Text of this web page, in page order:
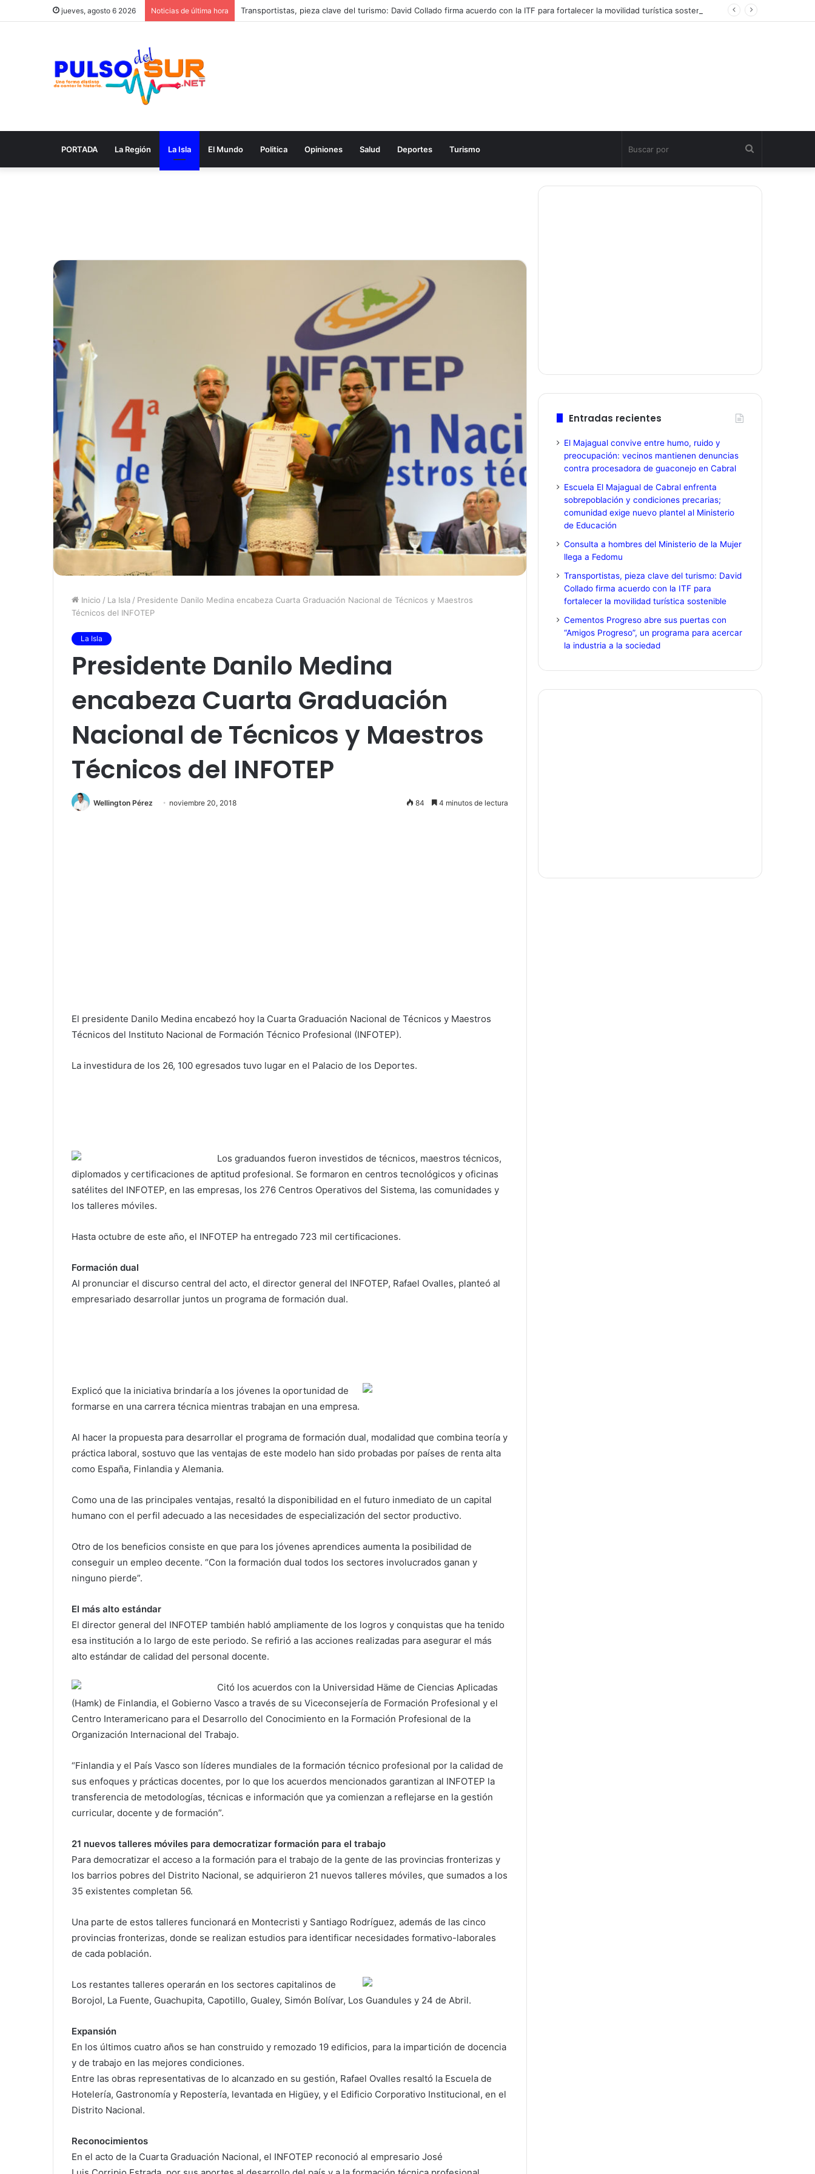
jueves, agosto 6 2026 Noticias de última hora Transportistas, pieza clave del turismo: David Collado firma acuerdo con la ITF para fortalecer la movilidad turística sostenible
PORTADA La Región La Isla El Mundo Politica Opiniones Salud Deportes Turismo
por
Inicio / La Isla / Presidente Danilo Medina encabeza Cuarta Graduación Nacional de Técnicos y Maestros
Técnicos del INFOTEP
La Isla
Presidente Danilo Medina
encabeza Cuarta Graduación
Nacional de Técnicos y Maestros
Técnicos del INFOTEP
Wellington Pérez noviembre 20, 2018 84 4 minutos de lectura
El presidente Danilo Medina encabezó hoy la Cuarta Graduación Nacional de Técnicos y Maestros
Técnicos del Instituto Nacional de Formación Técnico Profesional (INFOTEP).
La investidura de los 26, 100 egresados tuvo lugar en el Palacio de los Deportes.
Los graduandos fueron investidos de técnicos, maestros técnicos,
diplomados y certificaciones de aptitud profesional. Se formaron en centros tecnológicos y oficinas
satélites del INFOTEP, en las empresas, los 276 Centros Operativos del Sistema, las comunidades y
los talleres móviles.
Hasta octubre de este año, el INFOTEP ha entregado 723 mil certificaciones.
Formación dual
Al pronunciar el discurso central del acto, el director general del INFOTEP, Rafael Ovalles, planteó al
empresariado desarrollar juntos un programa de formación dual.
Explicó que la iniciativa brindaría a los jóvenes la oportunidad de
formarse en una carrera técnica mientras trabajan en una empresa.
Al hacer la propuesta para desarrollar el programa de formación dual, modalidad que combina teoría y
práctica laboral, sostuvo que las ventajas de este modelo han sido probadas por países de renta alta
como España, Finlandia y Alemania.
Como una de las principales ventajas, resaltó la disponibilidad en el futuro inmediato de un capital
humano con el perfil adecuado a las necesidades de especialización del sector productivo.
Otro de los beneficios consiste en que para los jóvenes aprendices aumenta la posibilidad de
conseguir un empleo decente. “Con la formación dual todos los sectores involucrados ganan y
ninguno pierde”.
El más alto estándar
El director general del INFOTEP también habló ampliamente de los logros y conquistas que ha tenido
esa institución a lo largo de este periodo. Se refirió a las acciones realizadas para asegurar el más
alto estándar de calidad del personal docente.
Citó los acuerdos con la Universidad Häme de Ciencias Aplicadas
(Hamk) de Finlandia, el Gobierno Vasco a través de su Viceconsejería de Formación Profesional y el
Centro Interamericano para el Desarrollo del Conocimiento en la Formación Profesional de la
Organización Internacional del Trabajo.
“Finlandia y el País Vasco son líderes mundiales de la formación técnico profesional por la calidad de
sus enfoques y prácticas docentes, por lo que los acuerdos mencionados garantizan al INFOTEP la
transferencia de metodologías, técnicas e información que ya comienzan a reflejarse en la gestión
curricular, docente y de formación”.
21 nuevos talleres móviles para democratizar formación para el trabajo
Para democratizar el acceso a la formación para el trabajo de la gente de las provincias fronterizas y
los barrios pobres del Distrito Nacional, se adquirieron 21 nuevos talleres móviles, que sumados a los
35 existentes completan 56.
Una parte de estos talleres funcionará en Montecristi y Santiago Rodríguez, además de las cinco
provincias fronterizas, donde se realizan estudios para identificar necesidades formativo-laborales
de cada población.
Los restantes talleres operarán en los sectores capitalinos de
Borojol, La Fuente, Guachupita, Capotillo, Gualey, Simón Bolívar, Los Guandules y 24 de Abril.
Expansión
En los últimos cuatro años se han construido y remozado 19 edificios, para la impartición de docencia
y de trabajo en las mejores condiciones.
Entre las obras representativas de lo alcanzado en su gestión, Rafael Ovalles resaltó la Escuela de
Hotelería, Gastronomía y Repostería, levantada en Higüey, y el Edificio Corporativo Institucional, en el
Distrito Nacional.
Reconocimientos
En el acto de la Cuarta Graduación Nacional, el INFOTEP reconoció al empresario José
Entradas recientes
El Majagual convive entre humo, ruido y
preocupación: vecinos mantienen denuncias
contra procesadora de guaconejo en Cabral
Escuela El Majagual de Cabral enfrenta
sobrepoblación y condiciones precarias;
comunidad exige nuevo plantel al Ministerio
de Educación
Consulta a hombres del Ministerio de la Mujer
llega a Fedomu
Transportistas, pieza clave del turismo: David
Collado firma acuerdo con la ITF para
fortalecer la movilidad turística sostenible
Cementos Progreso abre sus puertas con
“Amigos Progreso”, un programa para acercar
la industria a la sociedad